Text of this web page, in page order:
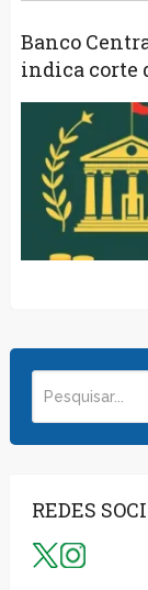
Banco
indica corte
REDES